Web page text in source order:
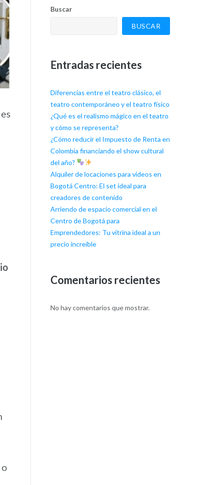
Buscar
BUSCAR
Entradas recientes
Diferencias entre el teatro clásico, el
teatro contemporáneo y el teatro físico
¿Qué es el realismo mágico en el teatro
y cómo se representa?
¿Cómo reducir el Impuesto de Renta en
Colombia financiando el show cultural
del año?
Alquiler de locaciones para videos en
Bogotá Centro: El set ideal para
creadores de contenido
Arriendo de espacio comercial en el
Centro de Bogotá para
Emprendedores: Tu vitrina ideal a un
precio increíble
Comentarios recientes
No hay comentarios que mostrar.